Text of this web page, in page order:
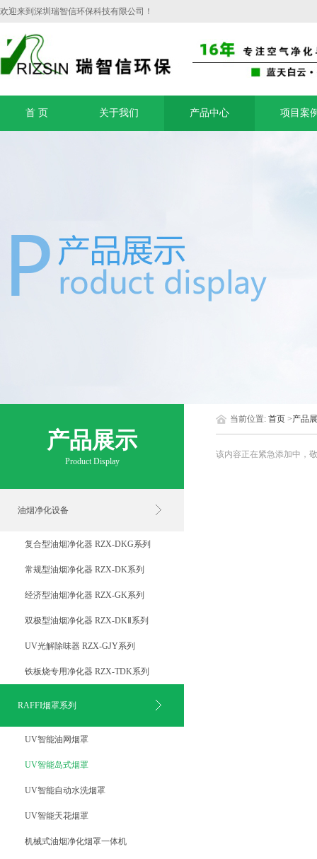
欢迎来到深圳瑞智信环保科技有限公司！
首 页 关于我们 产品中心 项目案
产品展示
Product Display
油烟净化设备
复合型油烟净化器 RZX-DKG系列
常规型油烟净化器 RZX-DK系列
经济型油烟净化器 RZX-GK系列
双极型油烟净化器 RZX-DKⅡ系列
UV光解除味器 RZX-GJY系列
铁板烧专用净化器 RZX-TDK系列
RAFFI烟罩系列
UV智能油网烟罩
UV智能岛式烟罩
UV智能自动水洗烟罩
UV智能天花烟罩
机械式油烟净化烟罩一体机
当前位置: 首页 >产品
该内容正在紧急添加中，